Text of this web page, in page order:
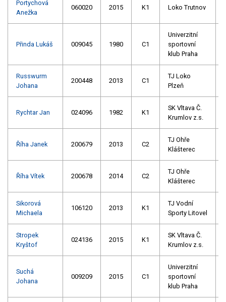
Portychová
Anežka
060020 2015 K1 Loko Trutnov
Přinda Lukáš 009045 1980 C1
Univerzitní
sportovní
klub Praha
Russwurm
Johana
200448 2013 C1
TJ Loko
Plzeň
Rychtar Jan 024096 1982 K1
SK Vltava Č.
Krumlov z.s.
Říha Janek 200679 2013 C2
TJ Ohře
Klášterec
Říha Vítek 200678 2014 C2
TJ Ohře
Klášterec
Sikorová
Michaela
106120 2013 K1
TJ Vodní
Sporty Litovel
Stropek
Kryštof
024136 2015 K1
SK Vltava Č.
Krumlov z.s.
Suchá
Johana
009209 2015 C1
Univerzitní
sportovní
klub Praha